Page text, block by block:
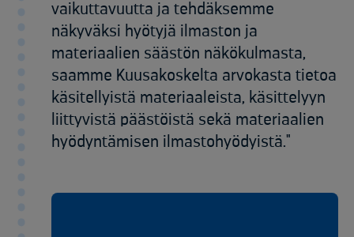
vaikuttavuutta ja tehdäksemme
näkyväksi hyötyjä ilmaston ja
materiaalien säästön näkökulmasta,
saamme Kuusakoskelta arvokasta tietoa
käsitellyistä materiaaleista, käsittelyyn
liittyvistä päästöistä sekä materiaalien
hyödyntämisen ilmastohyödyistä."